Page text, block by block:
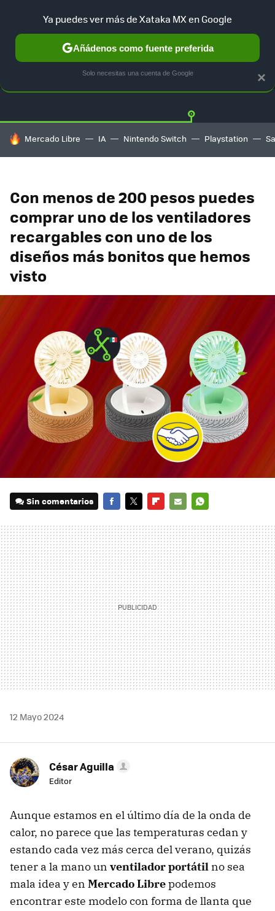
GUÍA DE COMPRAS MERCADO LIBRE
HOY SE HABLA DE
Mercado Libre IA Nintendo Switch Playstation
Con menos de 200 pesos puedes
comprar uno de los ventiladores
recargables con uno de los
diseños más bonitos que hemos
visto
Sin comentarios
MAIL
12 Mayo 2024
César Aguilla
Editor
Aunque estamos en el último día de la onda de
calor, no parece que las temperaturas cedan y
estando cada vez más cerca del verano, quizás
tener a la mano un ventilador portátil no sea
mala idea y en Mercado Librepodemos
encontrar este modelo con forma de llanta que
×
Ya puedes ver más de Xataka MX en Google
Añádenos como fuente preferida
Solo necesitas una cuenta de Google